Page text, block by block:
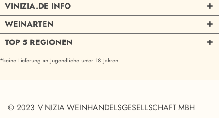
VINIZIA.DE INFO
WEINARTEN
TOP 5 REGIONEN
*keine Lieferung an Jugendliche unter 18 Jahren
© 2023 VINIZIA WEINHANDELSGESELLSCHAFT MBH